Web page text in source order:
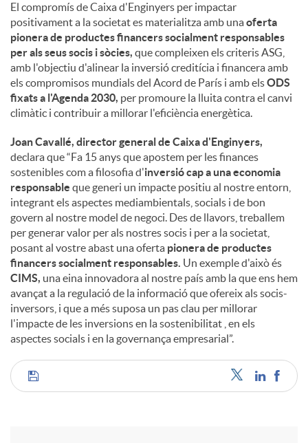
El compromís de Caixa d'Enginyers per impactar
positivament a la societat es materialitza amb unaoferta
pionera de productes financers socialment responsables
per als seus socis i sòcies, que compleixen els criteris ASG,
amb l'objectiu d'alinear la inversió creditícia i financera amb
els compromisos mundials del Acord de París i amb elsODS
fixats a l'Agenda 2030, per promoure la lluita contra el canvi
climàtic i contribuir a millorar l'eficiència energètica.
Joan Cavallé, director general de Caixa d'Enginyers,
declara que “Fa 15 anys que apostem per les finances
sostenibles com a filosofia d'inversió cap a una economia
responsable que generi un impacte positiu al nostre entorn,
integrant els aspectes mediambientals, socials i de bon
govern al nostre model de negoci. Des de llavors, treballem
per generar valor per als nostres socis i per a la societat,
posant al vostre abast una oferta pionera de productes
financers socialment responsables. Un exemple d'això és
CIMS, una eina innovadora al nostre país amb la que ens hem
avançat a la regulació de la informació que ofereix als socis-
inversors, i que a més suposa un pas clau per millorar
l'impacte de les inversions en la sostenibilitat , en els
aspectes socials i en la governança empresarial”.
C